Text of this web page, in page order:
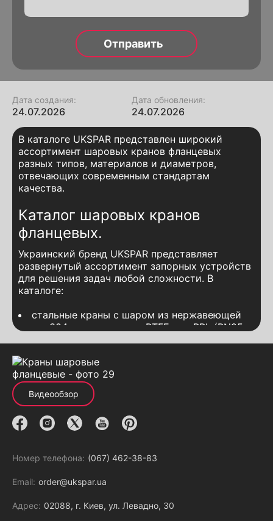
Дата создания:
24.07.2026
Дата обновления:
24.07.2026
В каталоге UKSPAR представлен широкий
ассортимент шаровых кранов фланцевых
разных типов, материалов и диаметров,
отвечающих современным стандартам
качества.
Каталог шаровых кранов
фланцевых.
Украинский бренд UKSPAR представляет
развернутый ассортимент запорных устройств
для решения задач любой сложности. В
каталоге:
стальные краны с шаром из нержавеющей
стали 304 и уплотнением PTFE или PPL (PN25 и
нержавеющей стали 304 и уплотнением PTFE;
модели (PN16) с трехсложной конструкцией,
позволяющей демонтировать внутреннюю
часть крана, не разбирая фланцевое
соединение с трубопроводом.
модель по специфике своего инженерного
Как выбрать шаровой кран
фланцевый под ваши задачи
Видеообзор
Номер телефона: (067) 462-38-83
Email: order@ukspar.ua
Адрес: 02088, г. Киев, ул. Левадно, 30